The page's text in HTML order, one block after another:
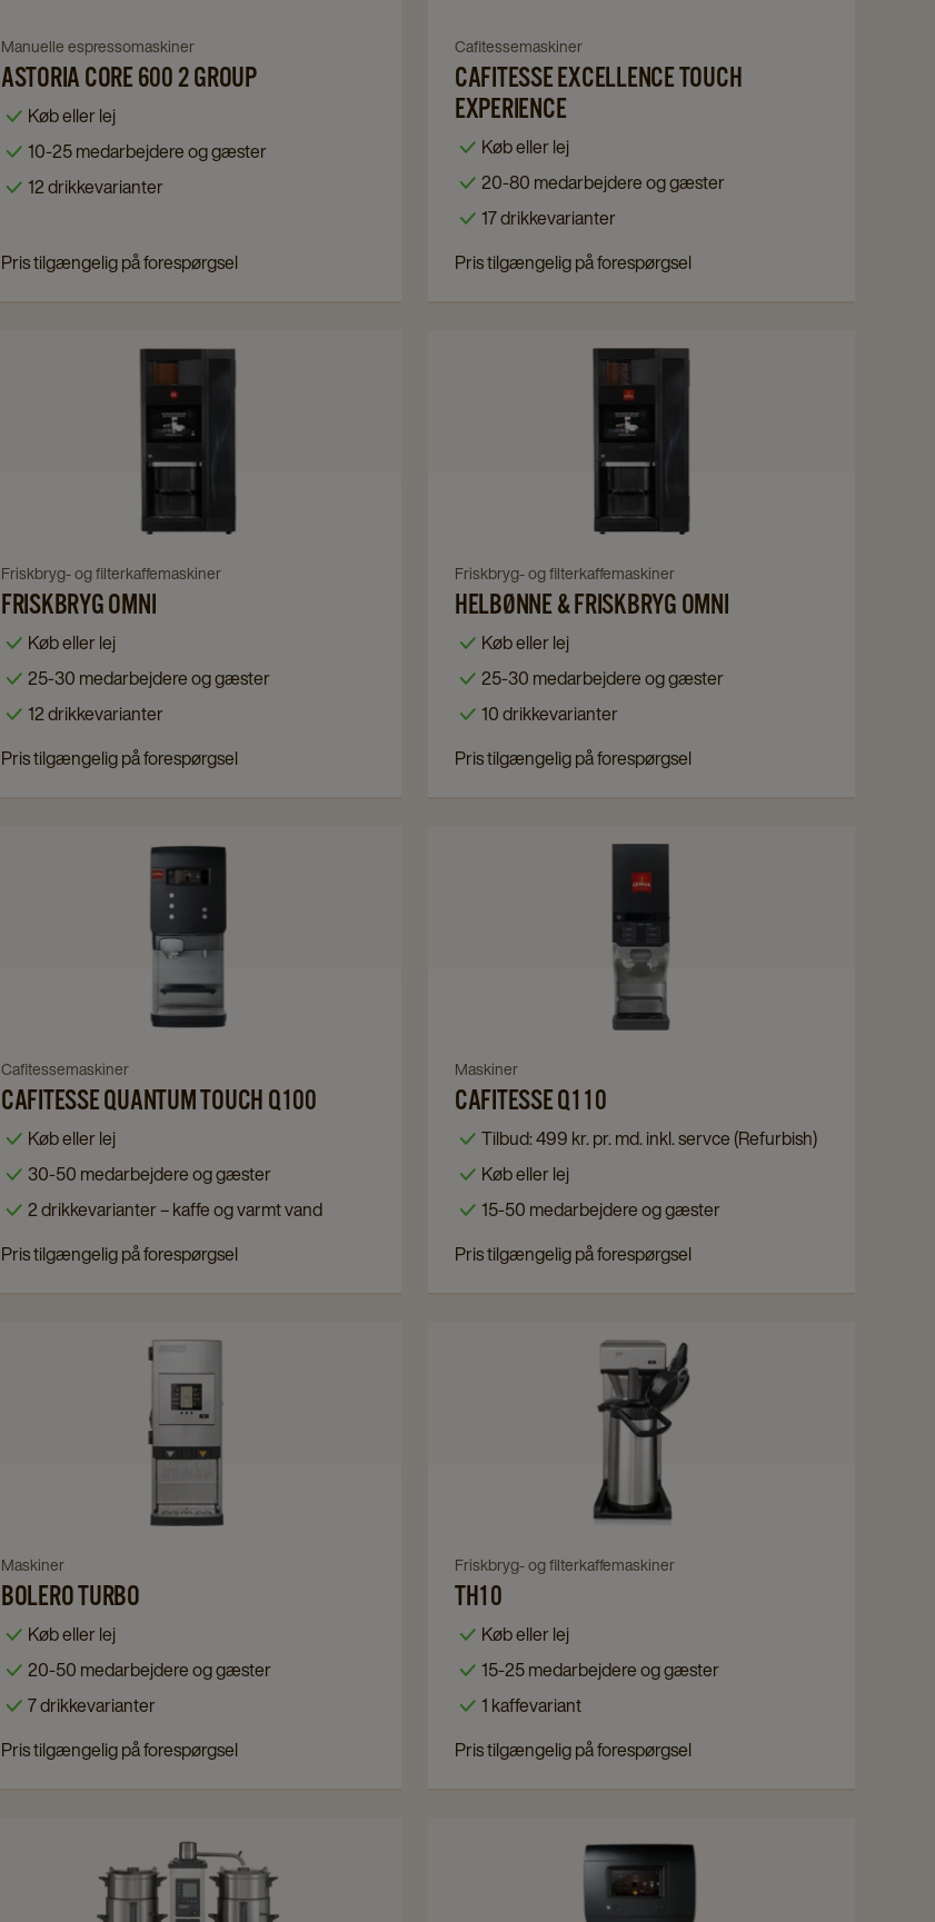
details
page
Navigate
to
Astoria
Core
600
2
details
Manuelle espressomaskiner
ASTORIA CORE 600 2 GROUP
Køb eller lej
10-25 medarbejdere og gæster
12 drikkevarianter
Pris tilgængelig på forespørgsel
Navigate
to
Cafitesse
Excellence
Experience
details
page
Cafitessemaskiner
CAFITESSE EXCELLENCE TOUCH
EXPERIENCE
Køb eller lej
20-80 medarbejdere og gæster
17 drikkevarianter
Pris tilgængelig på forespørgsel
Navigate
to
Omni
page
Navigate
to
Friskbryg
Omni
details
page
Friskbryg- og filterkaffemaskiner
FRISKBRYG OMNI
Køb eller lej
25-30 medarbejdere og gæster
12 drikkevarianter
Pris tilgængelig på forespørgsel
Navigate
to
Omni
details
page
Navigate
to
Helbønne
Friskbryg
Omni
details
Friskbryg- og filterkaffemaskiner
HELBØNNE & FRISKBRYG OMNI
Køb eller lej
25-30 medarbejdere og gæster
10 drikkevarianter
Pris tilgængelig på forespørgsel
Navigate
to
Cafitesse
Quantum
Touch
Q100
details
Navigate
to
Cafitesse
Quantum
Touch
Q100
details
Cafitessemaskiner
CAFITESSE QUANTUM TOUCH Q100
Køb eller lej
30-50 medarbejdere og gæster
2 drikkevarianter – kaffe og varmt vand
Pris tilgængelig på forespørgsel
to
Cafitesse
Q110
details
page
Navigate
to
Cafitesse
Q110
details
page
Maskiner
CAFITESSE Q110
Tilbud: 499 kr. pr. md. inkl. servce (Refurbish)
Køb eller lej
15-50 medarbejdere og gæster
Pris tilgængelig på forespørgsel
to
Bolero
Turbo
page
Navigate
to
Bolero
Turbo
details
page
Maskiner
BOLERO TURBO
Køb eller lej
20-50 medarbejdere og gæster
7 drikkevarianter
Pris tilgængelig på forespørgsel
Navigate
to
TH10
details
page
Navigate
to
TH10
details
page
Friskbryg- og filterkaffemaskiner
TH10
Køb eller lej
15-25 medarbejdere og gæster
1 kaffevariant
Pris tilgængelig på forespørgsel
Navigate
to
Bonamat
Navigate
to
Cafitesse